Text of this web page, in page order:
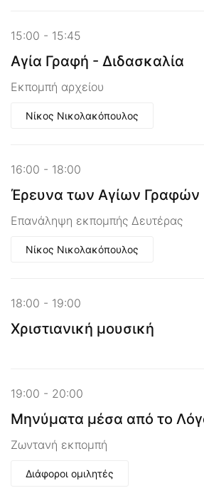
15:00 - 15:45
Αγία Γραφή - Διδασκαλία
Εκπομπή αρχείου
Νίκος Νικολακόπουλος
16:00 - 18:00
Έρευνα των Αγίων Γραφών
Επανάληψη εκπομπής Δευτέρας
Νίκος Νικολακόπουλος
18:00 - 19:00
Χριστιανική μουσική
19:00 - 20:00
Μηνύματα μέσα από το
Ζωντανή εκπομπή
Διάφοροι ομιλητές